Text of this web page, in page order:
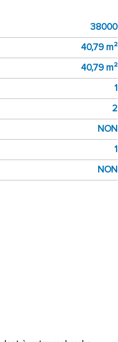
38000
40,79 m²
40,79 m²
1
2
NON
1
NON